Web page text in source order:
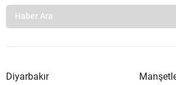
Diyarbakır